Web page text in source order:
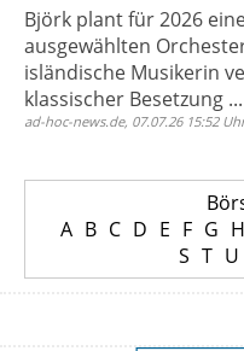
Björk plant für 2026
ausgewählten
isländische Musikerin
klassischer Besetzung ...
ad-hoc-news.de, 07.07.26 15:52
A B C D E F G H
S T U